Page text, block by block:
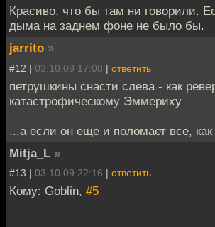
Красиво, что бы там ни говорили.
дыма на заднем фоне не было бы.
jarrito »
#12 | 03.10.09 17:08 | ответить
петрушкины снасти слева - как
катастрофическому Эммериху
...а если он еще и поломает все,
Mitja_L »
#13 | 03.10.09 22:16 | ответить
Кому: Goblin, #5